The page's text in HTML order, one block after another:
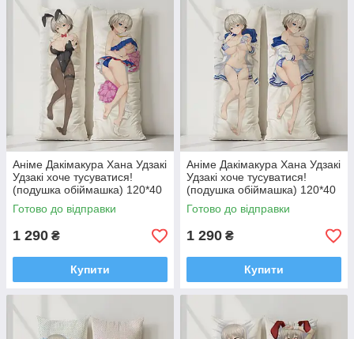
Аніме Дакімакура Хана Удзакі
Удзакі хоче тусуватися!
(подушка обіймашка) 120*40
см
Готово до відправки
1 290 ₴
Купити
Аніме Дакімакура Хана Удзакі
Удзакі хоче тусуватися!
(подушка обіймашка) 120*40
см
Готово до відправки
1 290 ₴
Купити